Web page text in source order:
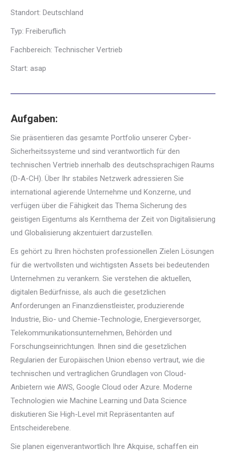
Standort: Deutschland
Typ: Freiberuflich
Fachbereich: Technischer Vertrieb
Start: asap
Aufgaben:
Sie präsentieren das gesamte Portfolio unserer Cyber-
Sicherheitssysteme und sind verantwortlich für den
technischen Vertrieb innerhalb des deutschsprachigen Raums
(D-A-CH). Über Ihr stabiles Netzwerk adressieren Sie
international agierende Unternehme und Konzerne, und
verfügen über die Fähigkeit das Thema Sicherung des
geistigen Eigentums als Kernthema der Zeit von Digitalisierung
und Globalisierung akzentuiert darzustellen.
Es gehört zu Ihren höchsten professionellen Zielen Lösungen
für die wertvollsten und wichtigsten Assets bei bedeutenden
Unternehmen zu verankern. Sie verstehen die aktuellen,
digitalen Bedürfnisse, als auch die gesetzlichen
Anforderungen an Finanzdienstleister, produzierende
Industrie, Bio- und Chemie-Technologie, Energieversorger,
Telekommunikationsunternehmen, Behörden und
Forschungseinrichtungen. Ihnen sind die gesetzlichen
Regularien der Europäischen Union ebenso vertraut, wie die
technischen und vertraglichen Grundlagen von Cloud-
Anbietern wie AWS, Google Cloud oder Azure. Moderne
Technologien wie Machine Learning und Data Science
diskutieren Sie High-Level mit Repräsentanten auf
Entscheiderebene.
Sie planen eigenverantwortlich Ihre Akquise, schaffen ein